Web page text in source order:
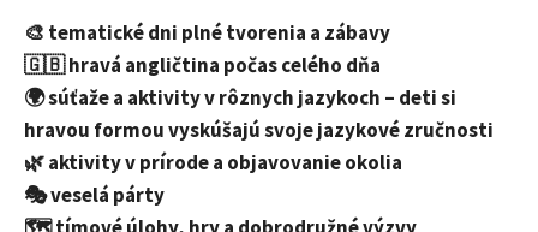
🎨 tematické dni plné tvorenia a zábavy
🇬🇧 hravá angličtina počas celého dňa
🌍 súťaže a aktivity v rôznych jazykoch – deti si
hravou formou vyskúšajú svoje jazykové zručnosti
🌿 aktivity v prírode a objavovanie okolia
🎭 veselá párty